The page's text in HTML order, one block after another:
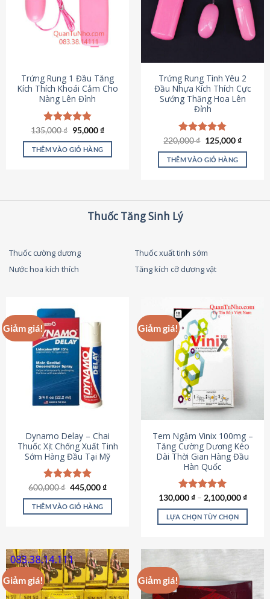
Các
tùy
chọn
được
chọn
trên
trang
sản
phẩm
Trứng Rung 1 Đầu Tăng
Kích Thích Khoái Cảm Cho
Nàng Lên Đỉnh
Được xếp
hạng4.87
5 sao
135,000₫ Giá
gốc
là:
135,000 ₫.
95,000₫Giá
tại
THÊM VÀO GIỎ HÀNG
Trứng Rung Tình Yêu 2
Đầu Nhựa Kích Thích Cực
Sướng Thăng Hoa Lên
Đỉnh
Được xếp
hạng4.79
5 sao
220,000₫ Giá
là:
220,000 ₫.
125,000₫Giá
tại
THÊM VÀO GIỎ HÀNG
Thuốc Tăng Sinh Lý
Thuốc cường dương
Thuốc xuất tinh sớm
Nước hoa kích thích
Tăng kích cỡ dương vật
Giảm giá!
Dynamo Delay – Chai
Thuốc Xịt Chống Xuất Tinh
Sớm Hàng Đầu Tại Mỹ
Được xếp
hạng5.00
5 sao
600,000₫ Giá
là:
600,000 ₫.
445,000₫Giá
tại
THÊM VÀO GIỎ HÀNG
Giảm giá!
Tem Ngậm Vinix 100mg –
Tăng Cường Dương Kéo
Dài Thời Gian Hàng Đầu
Hàn Quốc
Được xếp
hạng5.00
5 sao
130,000₫– 2,100,000₫
LỰA CHỌN TÙY CHỌN
nhiều
biến
Giảm giá! Giảm giá!